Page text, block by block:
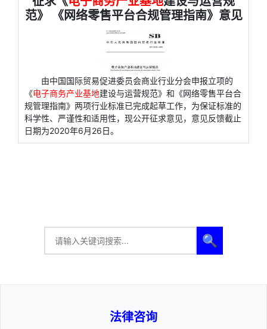
范》 《网络零售平台合规管理指南》意见
由中国国际贸易促进委员会商业行业分会申报立项的
《电子商务产业基地建设与运营规范》和《网络零售平台合
规管理指南》两项行业标准已完成起草工作，为保证标准的
科学性、严谨性和适用性，现公开征求意见，意见反馈截止
日期为2020年6月26日。
🔍
法律咨询